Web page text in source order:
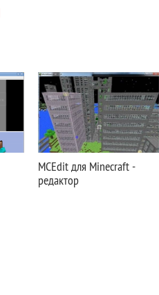
MCEdit для Minecraft -
редактор